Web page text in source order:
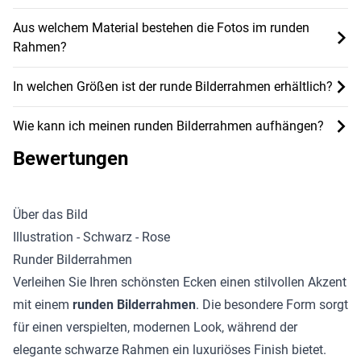
Aus welchem Material bestehen die Fotos im runden
Rahmen?
In welchen Größen ist der runde Bilderrahmen erhältlich?
Wie kann ich meinen runden Bilderrahmen aufhängen?
Bewertungen
Über das Bild
Illustration - Schwarz - Rose
Runder Bilderrahmen
Verleihen Sie Ihren schönsten Ecken einen stilvollen Akzent
mit einem runden Bilderrahmen. Die besondere Form sorgt
für einen verspielten, modernen Look, während der
elegante schwarze Rahmen ein luxuriöses Finish bietet.